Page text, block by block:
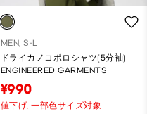
MEN, S-L
ドライカノコポロシャツ(5分袖)
ENGINEERED GARMENTS
¥990
値下げ,一部色サイズ対象